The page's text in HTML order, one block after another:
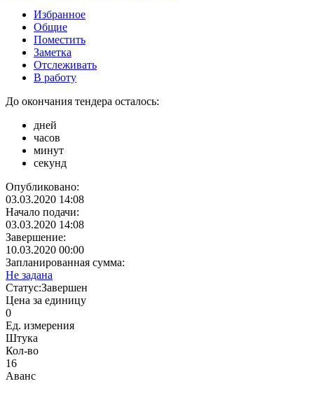
Избранное
Общие
Поместить
Заметка
Отслеживать
В работу
До окончания тендера осталось:
дней
часов
минут
секунд
Опубликовано:
03.03.2020 14:08
Начало подачи:
03.03.2020 14:08
Завершение:
10.03.2020 00:00
Запланированная сумма:
Не задана
Статус:Завершен
Цена за единицу
0
Ед. измерения
Штука
Кол-во
16
Аванс